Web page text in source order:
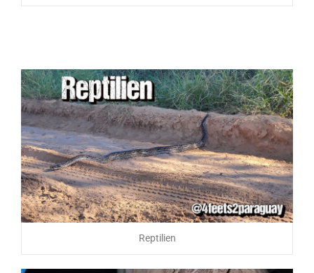
Reptilien